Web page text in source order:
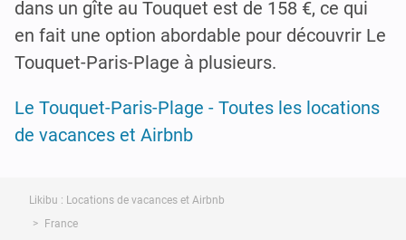
dans un gîte au Touquet est de 158 €, ce qui
en fait une option abordable pour découvrir Le
Touquet-Paris-Plage à plusieurs.
Le Touquet-Paris-Plage - Toutes les locations
de vacances et Airbnb
Likibu : Locations de vacances et Airbnb
France